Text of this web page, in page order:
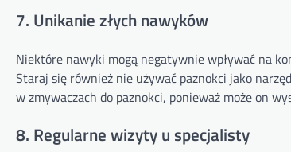
7. Unikanie złych nawyków
Niektóre nawyki mogą negatywnie wpływać na
Staraj się również nie używać paznokci jako
w zmywaczach do paznokci, ponieważ może on
8. Regularne wizyty u specjalisty